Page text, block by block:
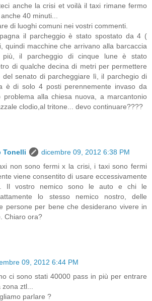
anche la crisi et voilà il taxi rimane fermo
40 minuti...
di luoghi comuni nei vostri commenti.
il parcheggio è stato spostato da 4 (
quindi macchine che arrivano alla barcaccia
il parcheggio di cinque lune è stato
di qualche decina di metri per permettere
del senato di parcheggiare lì, il parchegio di
è di solo 4 posti perennemente invaso da
problema alla chiesa nuova, a marcantonio
clodio,al tritone... devo continuare????
Tonelli
dicembre 09, 2012 6:38 PM
non sono fermi x la crisi, i taxi sono fermi
viene consentito di usare eccessivamente
Il vostro nemico sono le auto e chi le
lo stesso nemico nostro, delle
persone per bene che desiderano vivere in
Chiaro ora?
09, 2012 6:44 PM
ci sono stati 40000 pass in più per entrare
ztl...
parlare ?